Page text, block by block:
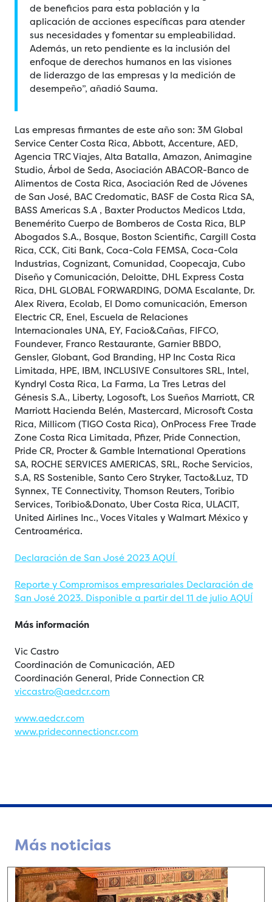
de beneficios para esta población y la
aplicación de acciones específicas para atender
sus necesidades y fomentar su empleabilidad.
Además, un reto pendiente es la inclusión del
enfoque de derechos humanos en las visiones
de liderazgo de las empresas y la medición de
desempeño”, añadió Sauma.
Las empresas firmantes de este año son: 3M Global
Service Center Costa Rica, Abbott, Accenture, AED,
Agencia TRC Viajes, Alta Batalla, Amazon, Animagine
Studio, Árbol de Seda, Asociación ABACOR-Banco de
Alimentos de Costa Rica, Asociación Red de Jóvenes
de San José, BAC Credomatic, BASF de Costa Rica SA,
BASS Americas S.A , Baxter Productos Medicos Ltda,
Benemérito Cuerpo de Bomberos de Costa Rica, BLP
Abogados S.A., Bosque, Boston Scientific, Cargill Costa
Rica, CCK, Citi Bank, Coca-Cola FEMSA, Coca-Cola
Industrias, Cognizant, Comunidad, Coopecaja, Cubo
Diseño y Comunicación, Deloitte, DHL Express Costa
Rica, DHL GLOBAL FORWARDING, DOMA Escalante, Dr.
Alex Rivera, Ecolab, El Domo comunicación, Emerson
Electric CR, Enel, Escuela de Relaciones
Internacionales UNA, EY, Facio&Cañas, FIFCO,
Foundever, Franco Restaurante, Garnier BBDO,
Gensler, Globant, God Branding, HP Inc Costa Rica
Limitada, HPE, IBM, INCLUSIVE Consultores SRL, Intel,
Kyndryl Costa Rica, La Farma, La Tres Letras del
Génesis S.A., Liberty, Logosoft, Los Sueños Marriott, CR
Marriott Hacienda Belén, Mastercard, Microsoft Costa
Rica, Millicom (TIGO Costa Rica), OnProcess Free Trade
Zone Costa Rica Limitada, Pfizer, Pride Connection,
Pride CR, Procter & Gamble International Operations
SA, ROCHE SERVICES AMERICAS, SRL, Roche Servicios,
S.A, RS Sostenible, Santo Cero Stryker, Tacto&Luz, TD
Synnex, TE Connectivity, Thomson Reuters, Toribio
Services, Toribio&Donato, Uber Costa Rica, ULACIT,
United Airlines Inc., Voces Vitales y Walmart México y
Centroamérica.
Declaración de San José 2023 AQUÍ
Reporte y Compromisos empresariales Declaración de
San José 2023. Disponible a partir del 11 de julio AQUÍ
Más información
Vic Castro
Coordinación de Comunicación, AED
Coordinación General, Pride Connection CR
viccastro@aedcr.com
www.aedcr.com
www.prideconnectioncr.com
Más noticias